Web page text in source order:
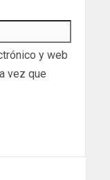
y web
vez que